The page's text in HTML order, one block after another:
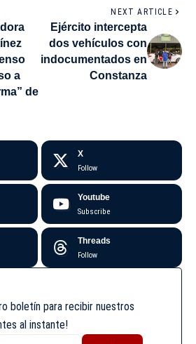
a
de
NEXT ARTICLE
Ejército intercepta
dos vehículos con
indocumentados en
Constanza
X
Follow
Youtube
Subscribe
Threads
Follow
boletín para recibir nuestros
al instante!